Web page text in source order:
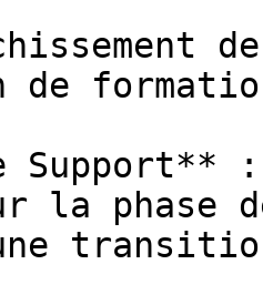
de
Support** :
la